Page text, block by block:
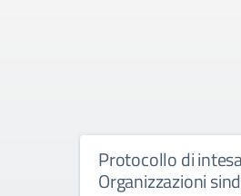
Protocollo di
Organizzazioni